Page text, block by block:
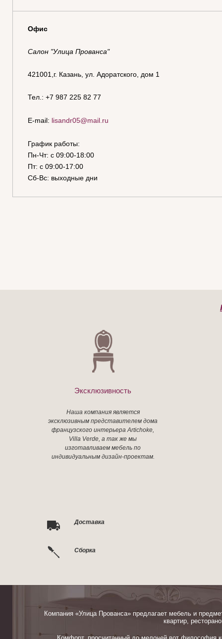
Офис
Салон "Улица Прованса"
421001,г. Казань, ул. Адоратского, дом 1
Тел.: +7 987 225 82 77
E-mail: lisandr05@mail.ru
График работы:
Пн-Чт: с 09:00-18:00
Пт: с 09:00-17:00
Сб-Вс: выходные дни
Эксклюзивность
Наша компания является
эксклюзивным представителем дома
французского интерьера Artichoke,
Villa Verde, а так же мы
изготавливаем мебель по
индивидуальным дизайн-проектам.
Доставка
Сборка
Компания «Улица Прованса» предлагает мебель и
квартир,